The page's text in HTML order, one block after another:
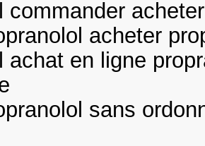
commander
acheter
achat en ligne
sans